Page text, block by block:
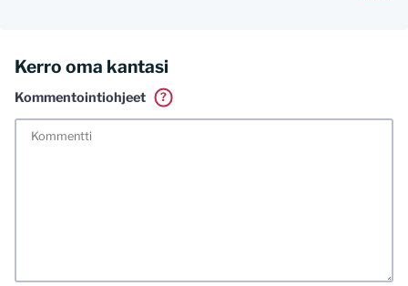
Kerro oma kantasi
Kommentointiohjeet
?
meiliosoitteen. Minua ja mielipiteitäni saa ilman muuta